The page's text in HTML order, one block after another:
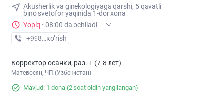
Akusherlik va ginekologiyaga qarshi, 5 qavatli
bino,svetofor yaqinida 1-dorixona
Yopiq · 08:00 da ochiladi
+998 (90) XXX-XX-XX
кo’rish
Корректор осанки, раз. 1 (7-8 лет)
Матевосян, ЧП (Узбекистан)
Mavjud: 1 dona (2 soat oldin yangilangan)